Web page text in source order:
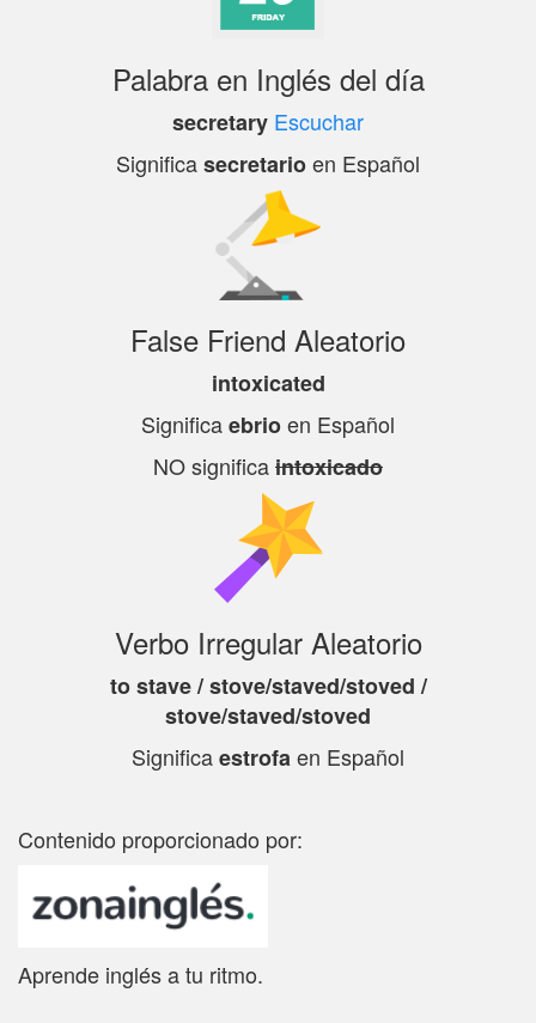
Palabra en Inglés del día
secretary Escuchar
Significasecretarioen Español
False Friend Aleatorio
intoxicated
Significaebrioen Español
NO significaintoxicado
Verbo Irregular Aleatorio
to stave / stove/staved/stoved /
stove/staved/stoved
Significaestrofaen Español
Contenido proporcionado por:
Aprende inglés a tu ritmo.